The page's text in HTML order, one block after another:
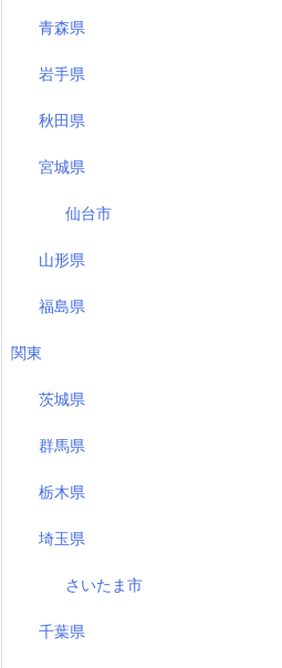
青森県
岩手県
秋田県
宮城県
仙台市
山形県
福島県
関東
茨城県
群馬県
栃木県
埼玉県
さいたま市
千葉県